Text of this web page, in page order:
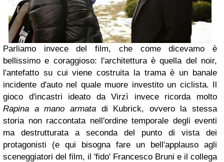
Parliamo invece del film, che come dicevamo è
bellissimo e coraggioso: l'architettura è quella del noir,
l'antefatto su cui viene costruita la trama è un banale
incidente d'auto nel quale muore investito un ciclista. Il
gioco d'incastri ideato daVirzì invece ricorda molto
Rapina a mano armata di Kubrick, ovvero la stessa
storia non raccontata nell'ordine temporale degli eventi
ma destrutturata a seconda del punto di vista dei
protagonisti (e qui bisogna fare un bell'applauso agli
sceneggiatori del film, il 'fido' Francesco Bruni e il collega